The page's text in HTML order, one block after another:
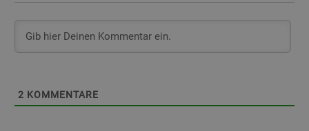
2 KOMMENTARE